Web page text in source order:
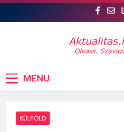
Skip
szóhoz juthatsz!
véleményed is
MENU
KÜLFÖLD